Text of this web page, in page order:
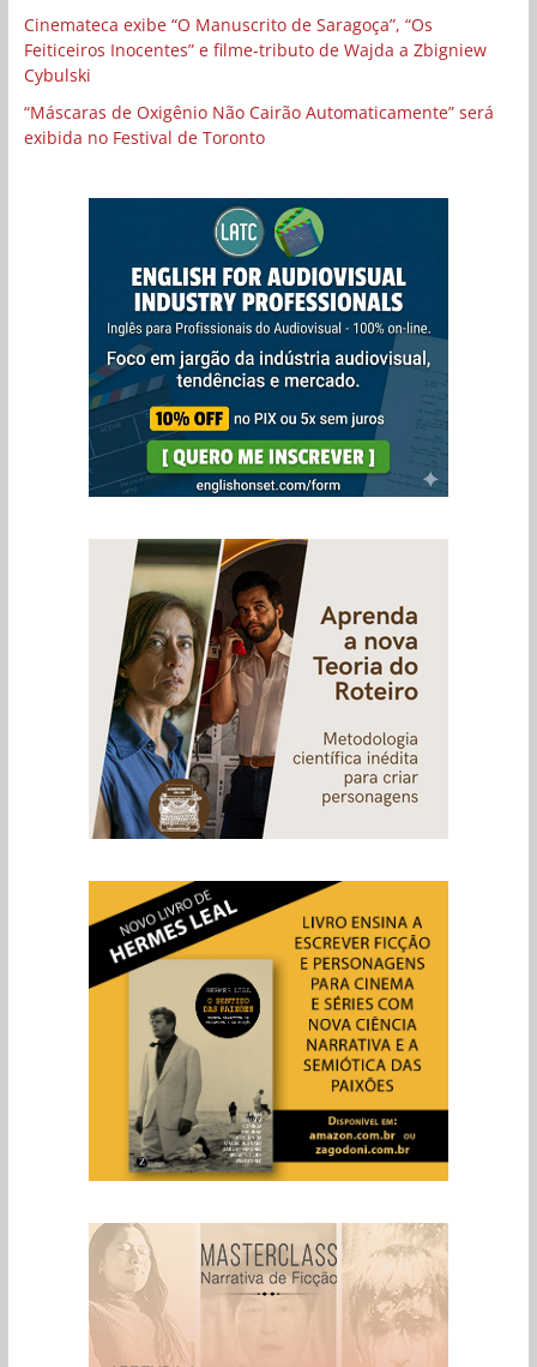
Cinemateca exibe “O Manuscrito de Saragoça”, “Os
Feiticeiros Inocentes” e filme-tributo de Wajda a Zbigniew
Cybulski
“Máscaras de Oxigênio Não Cairão Automaticamente” será
exibida no Festival de Toronto